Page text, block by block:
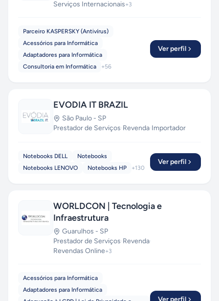
robustas e prontas para crescer. Trabalhamos
Laravel, Python e Cloud Computing
mantemos parcerias com empresas em todo o
Brasil, oferecendo orçamentos transparentes,
prazos enxutos e relacionamento próximo. Da
acelerar seu próximo projeto com IA aplicada de
verdade.Orçamento gratuito e sem
compromisso.
Serviços Internacionais+3
Parceiro KASPERSKY (Antivírus)
Acessórios para Informática
Adaptadores para Informática
Consultoria em Informática
+56
Ver perfil
EVODIA IT BRAZIL
São Paulo - SP
Prestador de Serviços·Revenda·Importador
Notebooks DELL
Notebooks
Notebooks LENOVO
Notebooks HP +130
Ver perfil
WORLDCON | Tecnologia e
Infraestrutura
Guarulhos - SP
Prestador de Serviços·Revenda·
Revendas Online+3
Acessórios para Informática
Adaptadores para Informática
Ver perfil